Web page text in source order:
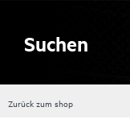
Suchen
Zurück zum shop